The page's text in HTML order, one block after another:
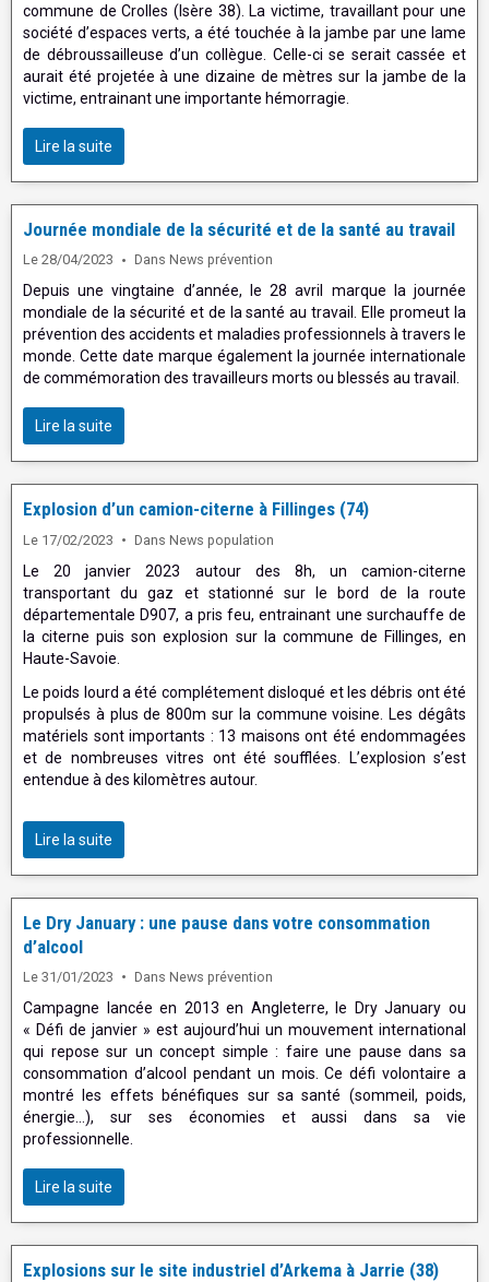
commune de Crolles (Isère 38). La victime, travaillant pour une
société d’espaces verts, a été touchée à la jambe par une lame
de débroussailleuse d’un collègue. Celle-ci se serait cassée et
aurait été projetée à une dizaine de mètres sur la jambe de la
victime, entrainant une importante hémorragie.
Lire la suite
Journée mondiale de la sécurité et de la santé au travail
Le 28/04/2023 Dans News prévention
Depuis une vingtaine d’année, le 28 avril marque la journée
mondiale de la sécurité et de la santé au travail. Elle promeut la
prévention des accidents et maladies professionnels à travers le
monde. Cette date marque également la journée internationale
de commémoration des travailleurs morts ou blessés au travail.
Lire la suite
Explosion d’un camion-citerne à Fillinges (74)
Le 17/02/2023 Dans News population
Le 20 janvier 2023 autour des 8h, un camion-citerne
transportant du gaz et stationné sur le bord de la route
départementale D907, a pris feu, entrainant une surchauffe de
la citerne puis son explosion sur la commune de Fillinges, en
Haute-Savoie.
Le poids lourd a été complétement disloqué et les débris ont été
propulsés à plus de 800m sur la commune voisine. Les dégâts
matériels sont importants : 13 maisons ont été endommagées
et de nombreuses vitres ont été soufflées. L’explosion s’est
entendue à des kilomètres autour.
Lire la suite
Le Dry January : une pause dans votre consommation
d’alcool
Le 31/01/2023 Dans News prévention
Campagne lancée en 2013 en Angleterre, le Dry January ou
« Défi de janvier » est aujourd’hui un mouvement international
qui repose sur un concept simple : faire une pause dans sa
consommation d’alcool pendant un mois. Ce défi volontaire a
montré les effets bénéfiques sur sa santé (sommeil, poids,
énergie…), sur ses économies et aussi dans sa vie
professionnelle.
Lire la suite
Explosions sur le site industriel d’Arkema à Jarrie (38)